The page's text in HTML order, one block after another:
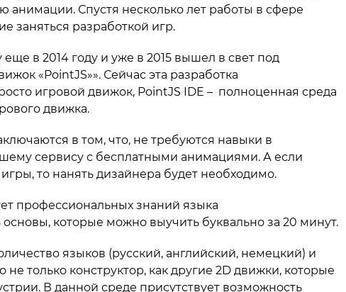
Спустя несколько лет работы в сфере
заняться разработкой игр.
в 2014 году и уже в 2015 вышел в свет под
«PointJS»». Сейчас эта разработка
игровой движок, PointJS IDE – полноценная среда
движка.
в том, что, не требуются навыки в
сервису с бесплатными анимациями. А если
то нанять дизайнера будет необходимо.
профессиональных знаний языка
которые можно выучить буквально за 20 минут.
языков (русский, английский, немецкий) и
только конструктор, как другие 2D движки, которые
В данной среде присутствует возможность